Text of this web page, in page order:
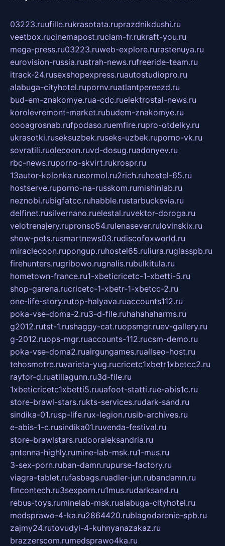
03223.ruufille.rukrasotata.ruprazdnikdushi.ru
veetbox.rucinemapost.ruciam-fr.rukraft-you.ru
mega-press.ru03223.ruweb-explore.rurastenuya.ru
eurovision-russia.rustrah-news.rufreeride-team.ru
itrack-24.rusexshopexpress.ruautostudiopro.ru
alabuga-cityhotel.rupornv.ruatlantpereezd.ru
bud-em-znakomye.rua-cdc.ruelektrostal-news.ru
korolevremont-market.rubudem-znakomye.ru
oooagrosnab.rufpodaso.ruemfire.rupro-otdelky.ru
ukrasotki.ruseksuzbek.ruseks-uzbek.ruporno-vk.ru
sovratili.ruolecoon.ruvd-dosug.ruadonyev.ru
rbc-news.ruporno-skvirt.rukrospr.ru
13autor-kolonka.rusormol.ru2rich.ruhostel-65.ru
hostserve.ruporno-na-russkom.rumishinlab.ru
neznobi.rubigfatcc.ruhabble.rustarbucksvia.ru
delfinet.rusilvernano.ruelestal.ruvektor-doroga.ru
velotrenajery.rupronso54.rulenasever.rulovinskix.ru
show-pets.rusmartnews03.rudiscofoxworld.ru
miraclecoon.rupongup.ruhostel65.ruliura.ruglasspb.ru
firehunters.rugribowo.rugnalis.rubulkitula.ru
hometown-france.ru1-xbeticricetc-1-xbetti-5.ru
shop-garena.rucricetc-1-xbetr-1-xbetcc-2.ru
one-life-story.rutop-halyava.ruaccounts112.ru
poka-vse-doma-2.ru3-d-file.ruhahahaharms.ru
g2012.rutst-1.rushaggy-cat.ruopsmgr.ruev-gallery.ru
g-2012.ruops-mgr.ruaccounts-112.rucsm-demo.ru
poka-vse-doma2.ruairgungames.ruallseo-host.ru
tehosmotre.ruvarieta-yug.rucricetc1xbetr1xbetcc2.ru
raytor-d.ruatillagunn.ru3d-file.ru
1xbeticricetc1xbetti5.ruuafoot-statti.rue-abis1c.ru
store-brawl-stars.rukts-services.rudark-sand.ru
sindika-01.rusp-life.rux-legion.rusib-archives.ru
e-abis-1-c.rusindika01.ruvenda-festival.ru
store-brawlstars.rudooraleksandria.ru
antenna-highly.rumine-lab-msk.ru1-mus.ru
3-sex-porn.ruban-damn.rupurse-factory.ru
viagra-tablet.rufasbags.ruadler-jun.rubandamn.ru
fincontech.ru3sexporn.ru1mus.rudarksand.ru
rebus-toys.ruminelab-msk.rualabuga-cityhotel.ru
medsprawo-4-ka.ru2864420.rublagodarenie-spb.ru
zajmy24.rutovudyi-4-kuhnyanazakaz.ru
brazzerscom.rumedsprawo4ka.ru